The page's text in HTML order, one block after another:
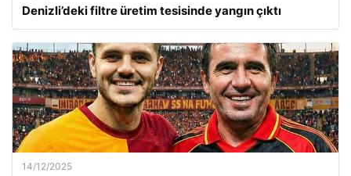
Denizli’deki filtre üretim tesisinde yangın çıktı
14/12/2025